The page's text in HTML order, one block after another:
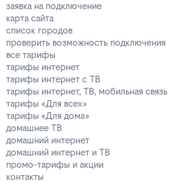
заявка на подключение
карта сайта
список городов
проверить возможность подключения
все тарифы
тарифы интернет
тарифы интернет с ТВ
тарифы интернет, ТВ, мобильная связь
тарифы «Для всех»
тарифы «Для дома»
домашнее ТВ
домашний интернет
домашний интернет и ТВ
промо-тарифы и акции
контакты